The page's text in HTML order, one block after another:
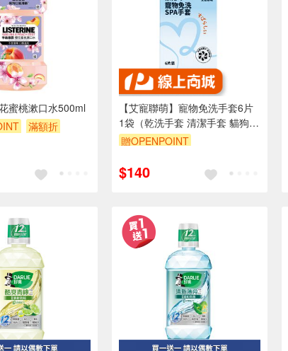
蜜桃漱口水500ml
滿額折
【艾寵聯萌】寵物免洗手套6片
1袋（乾洗手套 清潔手套 貓狗沐
浴 寵物洗澡 免洗濕巾 貓狗乾洗
贈OPENPOINT
（運費不算在 2000 元的範圍
訂單滿699享95折
$140